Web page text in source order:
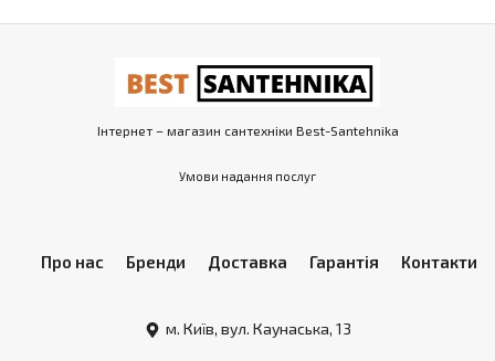
Інтернет – магазин сантехніки Best-Santehnika
Умови надання послуг
Про нас Бренди Доставка Гарантія Контакти
м. Київ, вул. Каунаська, 13